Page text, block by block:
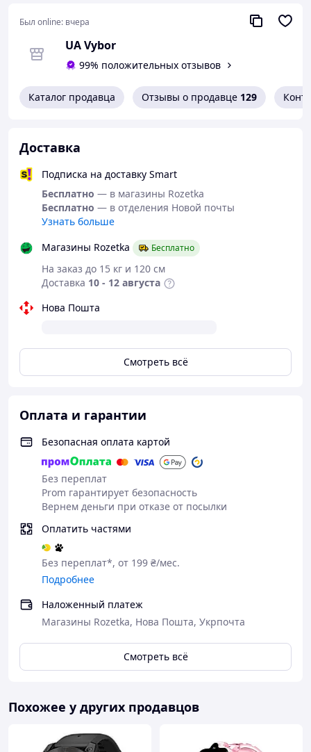
статистика, счетчик калорий, мониторинг
сна, будильник, удаленное управление
камерой, анти-лост, режимы спорта и
гимнастики
кислород в крови
Пульсометр - С пульсометром
Водостойкие - Нет
Процессор - Realtek-8762DT
Совместимая ОС - Android, IOS
Версия Bluetooth - 5.0
Форма корпуса - Круглый
Цвет корпуса - Золотистый
Поддержка Sim-карты - без Sim-карты
Дисплей - Сенсорный
Диагональ дисплея - 1.14"
Тип матрицы - TFT
Разрешение дисплея - 240*240
В режиме ожидания - 7-14 дней
Емкость аккумулятора, мА*ч - 260
Цвет ремешка - Золотистый
Ремешок/браслет - Браслет
Ширина ремешка - 18 мм
Гарантия - 12 месяцев
Был online: вчера
UA Vybor
99% положительных отзывов
Каталог продавца Отзывы о продавце 129
Доставка
Подписка на доставку Smart
Бесплатно — в магазины Rozetka
Бесплатно — в отделения Новой почты
Узнать больше
Магазины Rozetka
Бесплатно
На заказ до 15 кг и 120 см
Доставка 10 - 12 августа
Нова Пошта
Смотреть всё
Оплата и гарантии
Безопасная оплата картой
Без переплат
Prom гарантирует безопасность
Вернем деньги при отказе от посылки
Оплатить частями
Без переплат*, от 199 ₴/мес.
Подробнее
Наложенный платеж
Магазины Rozetka, Нова Пошта, Укрпочта
Смотреть всё
Похожее у других продавцов